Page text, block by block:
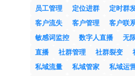
员工管理
定位进群 定时群
客户流失
客户管理 客户联
敏感词监控
数字人直播 无
直播
社群管理 社群裂变
私域流量
私域管家 私域运